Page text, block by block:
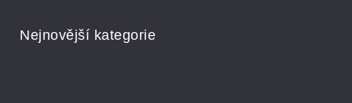
Nejnovější kategorie